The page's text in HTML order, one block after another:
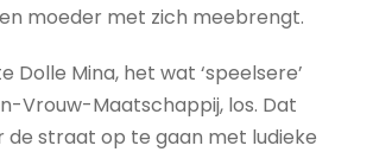
moeder met zich meebrengt.
Dolle Mina, het wat ‘speelsere’
Vrouw-Maatschappij, los. Dat
de straat op te gaan met ludieke